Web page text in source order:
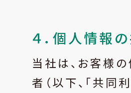
４．個人情報
当社は、お客様
者（以下、「共同